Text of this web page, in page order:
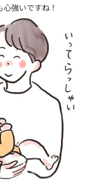
強いですね！